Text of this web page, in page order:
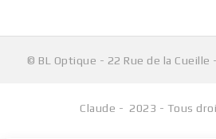
© BL Optique - 22 Rue de la Cueille
Claude - 2023 - Tous